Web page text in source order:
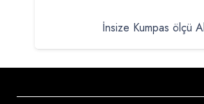
İnsize Kumpas ölçü